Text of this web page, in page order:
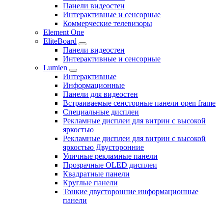
Панели видеостен
Интерактивные и сенсорные
Коммерческие телевизоры
Element One
EliteBoard
Панели видеостен
Интерактивные и сенсорные
Lumien
Интерактивные
Информационные
Панели для видеостен
Встраиваемые сенсторные панели open frame
Специальные дисплеи
Рекламные дисплеи для витрин с высокой
яркостью
Рекламные дисплеи для витрин с высокой
яркостью Двусторонние
Уличные рекламные панели
Прозрачные OLED дисплеи
Квадратные панели
Круглые панели
Тонкие двусторонние информационные
панели